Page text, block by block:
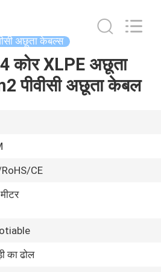
अछूता केबल्स
कोर XLPE अछूता
पीवीसी अछूता केबल
CE
का ढोल